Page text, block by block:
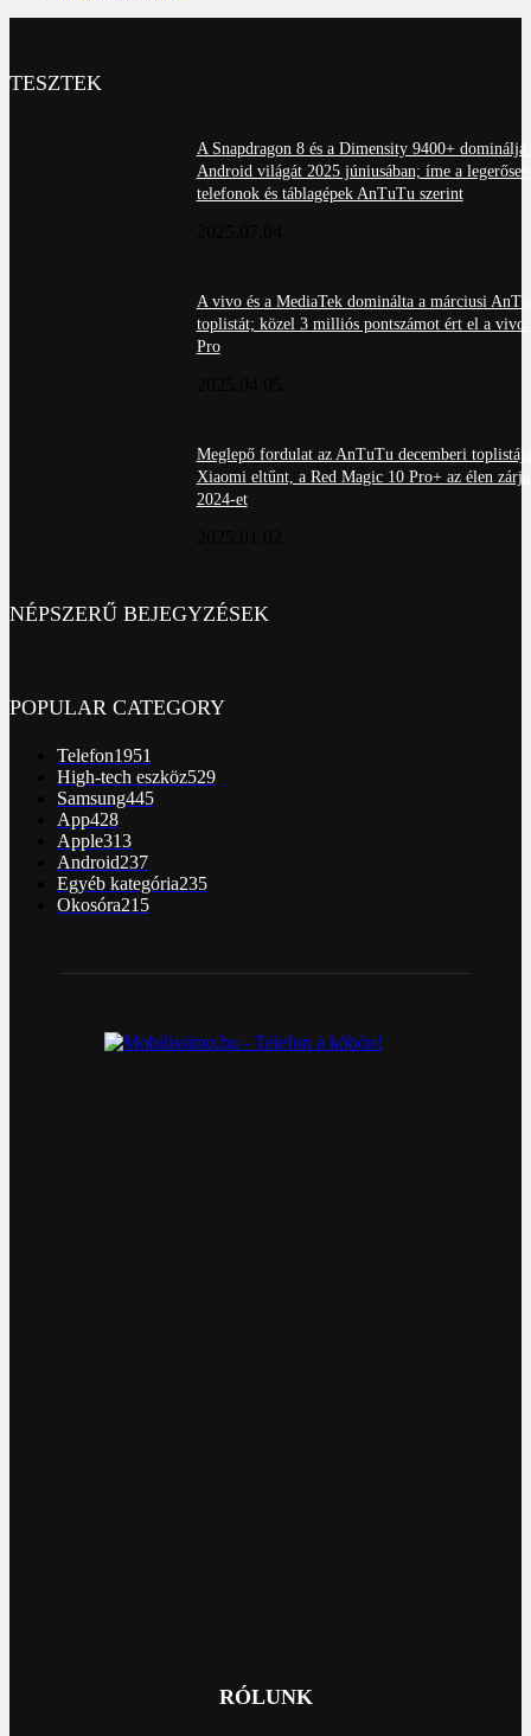
TESZTEK
A Snapdragon 8 és a Dimensity 9400+ dominálja
Android világát 2025 júniusában; íme a
telefonok és táblagépek AnTuTu szerint
A vivo és a MediaTek dominálta a márciusi
toplistát; közel 3 milliós pontszámot ért el a vivo
Pro
Meglepő fordulat az AnTuTu decemberi
Xiaomi eltűnt, a Red Magic 10 Pro+ az élen zárja
2024-et
NÉPSZERŰ BEJEGYZÉSEK
POPULAR CATEGORY
Telefon1951
High-tech eszköz529
Samsung445
App428
Apple313
Android237
Egyéb kategória235
Okosóra215
RÓLUNK